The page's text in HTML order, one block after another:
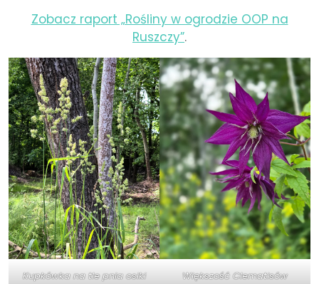
Zobacz raport „Rośliny w ogrodzie OOP na
Ruszczy”.
Kupkówka na tle pnia osiki
Większość Clematisów